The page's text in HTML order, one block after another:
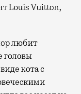
Louis Vuitton,
любит
головы
кота с